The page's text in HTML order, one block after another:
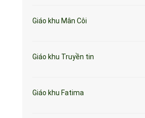
Giáo khu Mân Côi
Giáo khu Truyền tin
Giáo khu Fatima